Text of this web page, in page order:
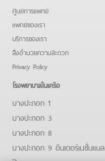
ศูนย์การแพทย์
แพทย์ของเรา
บริการของเรา
สิ่งอำนวยความสะดวก
Privacy Policy
โรงพยาบาลในเครือ
บางปะกอก 1
บางปะกอก 3
บางปะกอก 8
บางปะกอก 9 อินเตอร์เนชั่นแนล